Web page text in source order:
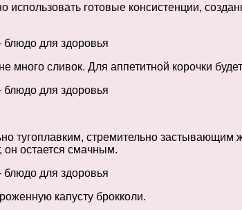
использовать готовые консистенции,
сливок. Для аппетитной корочки
тугоплавким, стремительно
он остается смачным.
капусту брокколи.